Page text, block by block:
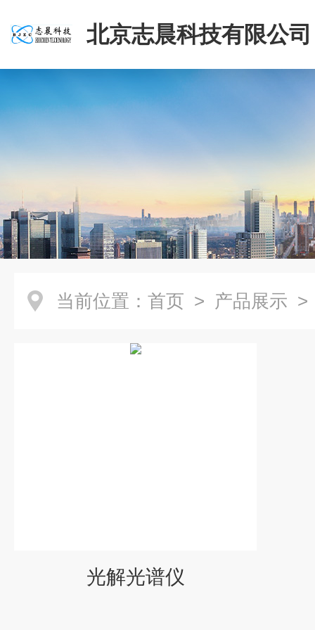
北京志晨科技有限公司
当前位置： 首页 > 产品展示
光解光谱仪